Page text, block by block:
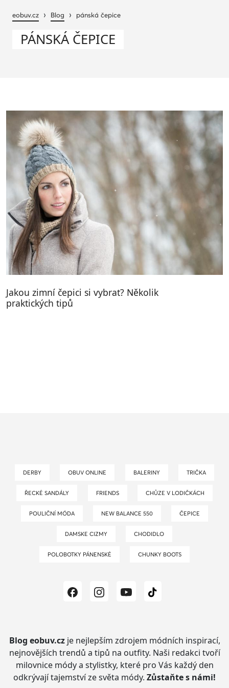
eobuv.cz › Blog › pánská čepice
PÁNSKÁ ČEPICE
Jakou zimní čepici si vybrat? Několik
praktických tipů
DERBY OBUV ONLINE BALERINY TRIČKA
ŘECKÉ SANDÁLY FRIENDS CHŮZE V LODIČKÁCH
POULIČNÍ MÓDA NEW BALANCE 550 ČEPICE
DAMSKE CIZMY CHODIDLO
POLOBOTKY PÁNENSKÉ CHUNKY BOOTS
Blog eobuv.czje nejlepším zdrojem módních inspirací,
nejnovějších trendů a tipů na outfity. Naši redakci tvoří
milovnice módy a stylistky, které pro Vás každý den
odkrývají tajemství ze světa módy. Zůstaňte s námi!